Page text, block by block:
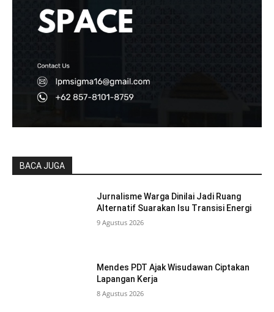
BACA JUGA
Jurnalisme Warga Dinilai Jadi Ruang
Alternatif Suarakan Isu Transisi Energi
9 Agustus 2026
Mendes PDT Ajak Wisudawan Ciptakan
Lapangan Kerja
8 Agustus 2026